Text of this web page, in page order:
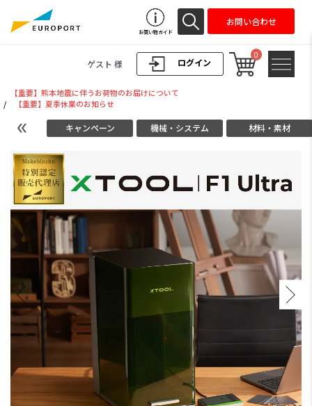
ログイン
ゲスト 様
0
お買い物ガイド
お問い合わせ
【重要】熊本地震に伴うお荷物のお届けについて
/
【重要】夏季休業のお知らせ
キャンペーン 機械・システム 材料・素材